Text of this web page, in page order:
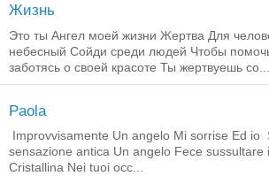
Жизнь
Это ты Ангел моей жизни Жертва Для
небесный Сойди среди людей Чтобы
заботясь о своей красоте Ты жертвуешь со...
Paola
Improvvisamente Un angelo Mi sorrise Ed io
sensazione antica Un angelo Fece sussultare
Cristallina Nei tuoi occ...